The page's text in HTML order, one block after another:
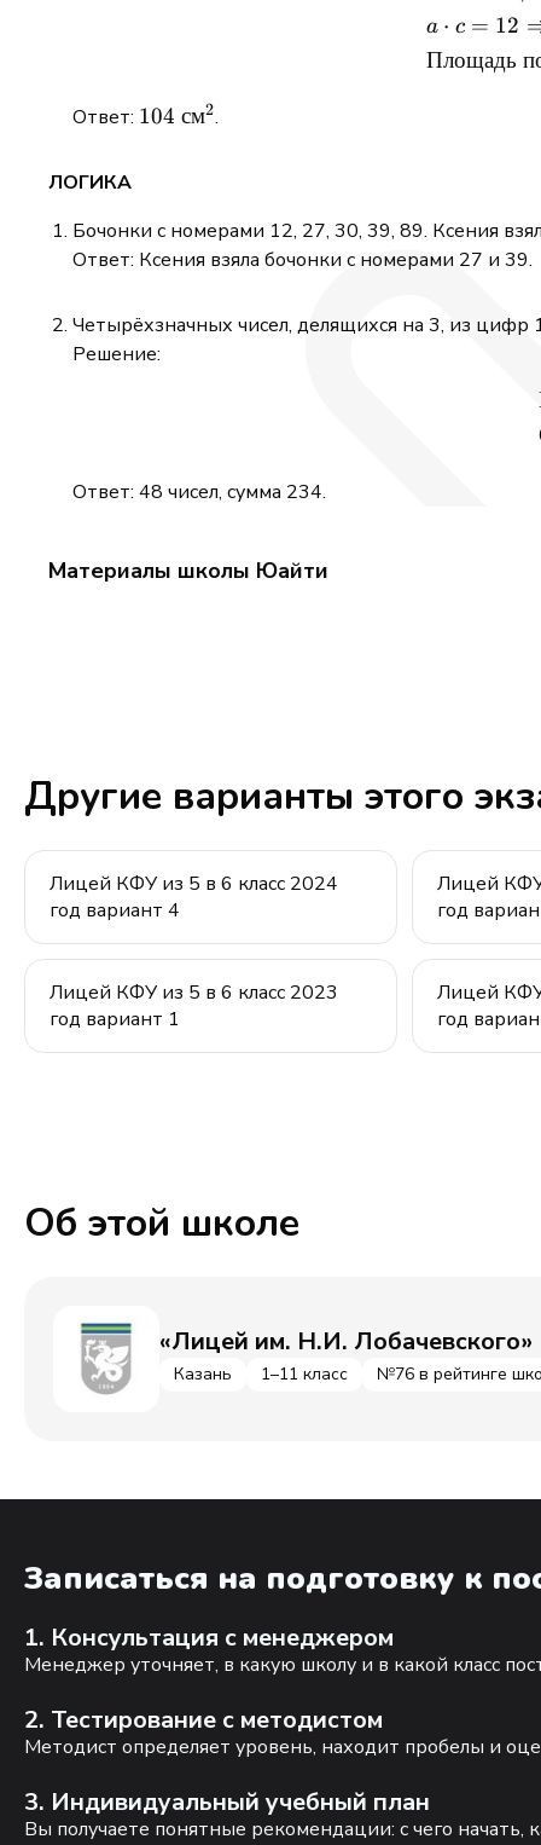
a ⋅ c = 12
Площадь
Ответ: 104\
104 см2.
\newline
\newline
ЛОГИКА
Бочонки с номерами 12, 27, 30, 39, 89. Ксения
Ответ: Ксения взяла бочонки с номерами 27 и 39.
Четырёхзначных чисел, делящихся на 3, из цифр
Решение:
Ответ: 48 чисел, сумма 234.
Материалы школы Юайти
Другие варианты этого
Лицей КФУ из 5 в 6 класс 2024
год вариант 4
Лицей КФУ
год
Лицей КФУ из 5 в 6 класс 2023
год вариант 1
Лицей КФУ
год
Об этой школе
«Лицей им. Н.И.
Казань 1–11 класс №76 в рейтинге
Записаться на подготовку к
1. Консультация с менеджером
Менеджер уточняет, в какую школу и в какой класс
2. Тестирование с методистом
Методист определяет уровень, находит пробелы и
3. Индивидуальный учебный план
Вы получаете понятные рекомендации: с чего начать,